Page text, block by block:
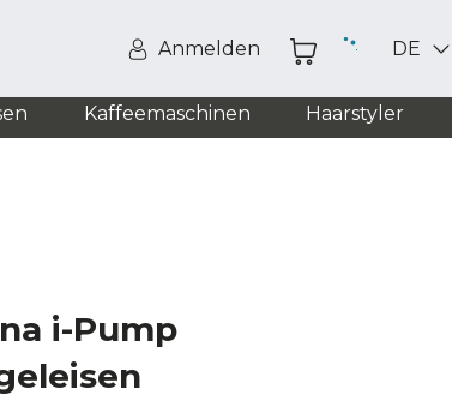
Anmelden DE
Kaffeemaschinen Haarstyler
i-Pump